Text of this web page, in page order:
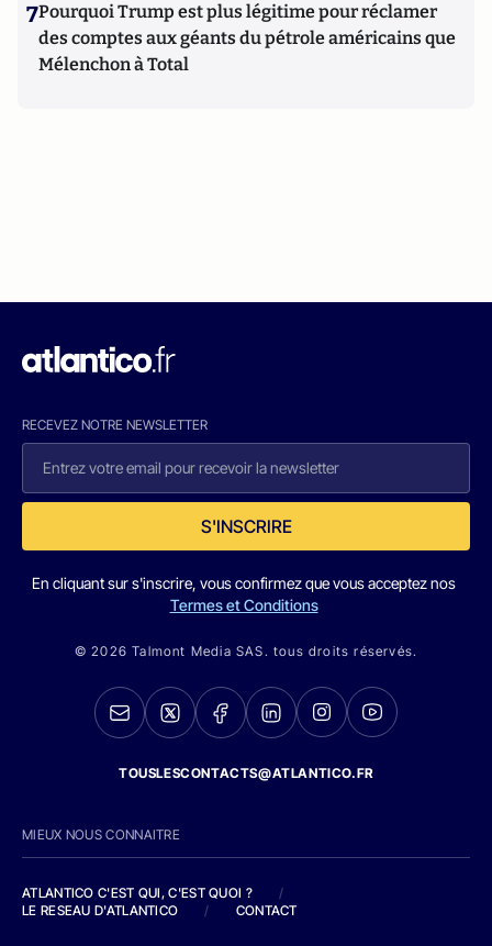
7Pourquoi Trump est plus légitime pour réclamer
des comptes aux géants du pétrole américains que
Mélenchon à Total
RECEVEZ NOTRE NEWSLETTER
S'INSCRIRE
En cliquant sur s'inscrire, vous confirmez que vous acceptez nos
Termes et Conditions
© 2026 Talmont Media SAS. tous droits réservés.
TOUSLESCONTACTS@ATLANTICO.FR
MIEUX NOUS CONNAITRE
ATLANTICO C'EST QUI, C'EST QUOI ?
/
LE RESEAU D'ATLANTICO
/ CONTACT